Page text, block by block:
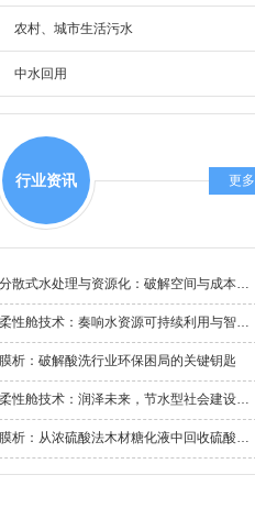
- 连续流砂滤池设备
- 斜管(板)沉淀池
- 平流式溶气气浮机
- 地埋式一体化污水处理设备
- 原位吸附过滤器
- 氨氮吹脱塔
- 芬顿流化床
- 次氯酸钠发生器
- 三箱一体加药装置
- 精细化工废水
- 电子半导体废水
- 纺织印染废水治理
- 农药废水治理
- 冶金废水治理
- 养殖废水治理
- 制糖废水治理
- 食品加工废水治理
- 造纸废水治理
- 供水设备
- 智能一体化污水处理模块
农村、城市生活污水
中水回用
行业资讯 更多
分散式水处理与资源化：破解空间与成本约束
柔性舱技术：奏响水资源可持续利用与智慧灌溉的生态强音
膜析：破解酸洗行业环保困局的关键钥匙
柔性舱技术：润泽未来，节水型社会建设的创新引擎
膜析：从浓硫酸法木材糖化液中回收硫酸的绿色技术